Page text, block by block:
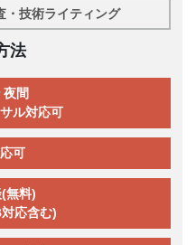
・技術ライティング
法
間
ル対応可
可
無料)
応含む)